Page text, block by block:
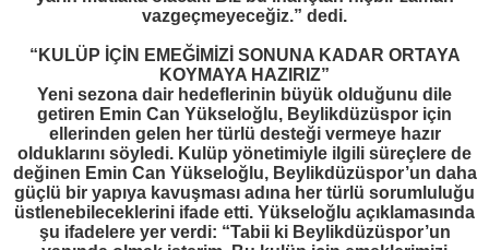
vazgeçmeyeceğiz.” dedi.
“KULÜP İÇİN EMEĞİMİZİ SONUNA KADAR ORTAYA
KOYMAYA HAZIRIZ”
Yeni sezona dair hedeflerinin büyük olduğunu dile
getiren Emin Can Yükseloğlu, Beylikdüzüspor için
ellerinden gelen her türlü desteği vermeye hazır
olduklarını söyledi. Kulüp yönetimiyle ilgili süreçlere de
değinen Emin Can Yükseloğlu, Beylikdüzüspor’un daha
güçlü bir yapıya kavuşması adına her türlü sorumluluğu
üstlenebileceklerini ifade etti. Yükseloğlu açıklamasında
şu ifadelere yer verdi: “Tabii ki Beylikdüzüspor’un